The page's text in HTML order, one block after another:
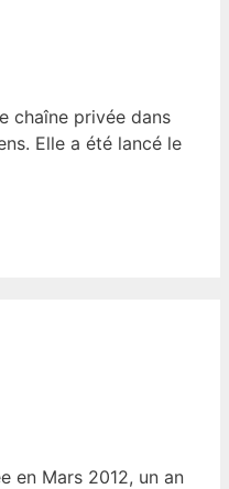
chaîne privée dans
Elle a été lancé le
en Mars 2012, un an